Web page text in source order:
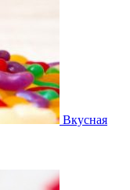
Вкусная